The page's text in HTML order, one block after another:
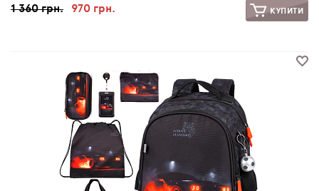
1 360 грн. 970 грн. КУПИТИ